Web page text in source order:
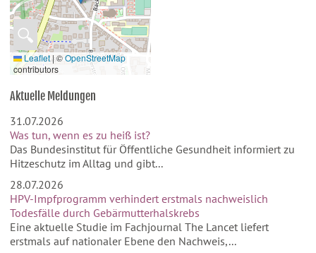
🔍
Leaflet|©OpenStreetMap
contributors
Aktuelle Meldungen
31.07.2026
Was tun, wenn es zu heiß ist?
Das Bundesinstitut für Öffentliche Gesundheit informiert zu
Hitzeschutz im Alltag und gibt...
28.07.2026
HPV-Impfprogramm verhindert erstmals nachweislich
Todesfälle durch Gebärmutterhalskrebs
Eine aktuelle Studie im Fachjournal The Lancet liefert
erstmals auf nationaler Ebene den Nachweis,...